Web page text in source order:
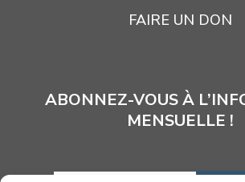
FAIRE UN DON
ABONNEZ-VOUS À
MENSUELLE !